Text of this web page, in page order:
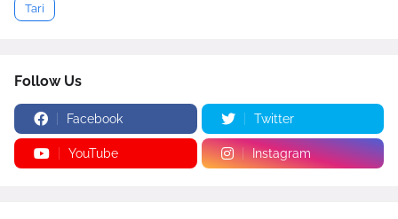
Tari
Follow Us
Facebook Twitter
YouTube Instagram